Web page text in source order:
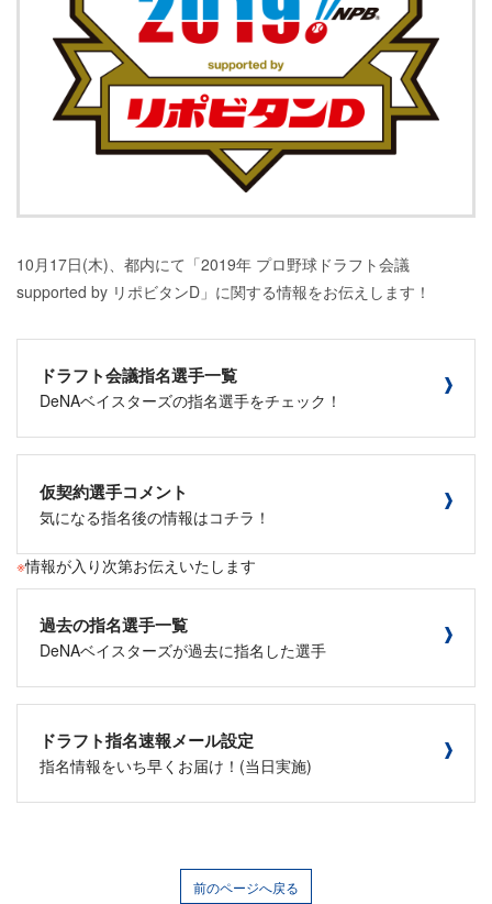
10月17日(木)、都内にて「2019年 プロ野球ドラフト会議
supported by リポビタンD」に関する情報をお伝えします！
ドラフト会議指名選手一覧
DeNAベイスターズの指名選手をチェック！
仮契約選手コメント
気になる指名後の情報はコチラ！
※情報が入り次第お伝えいたします
過去の指名選手一覧
DeNAベイスターズが過去に指名した選手
ドラフト指名速報メール設定
指名情報をいち早くお届け！(当日実施)
前のページへ戻る